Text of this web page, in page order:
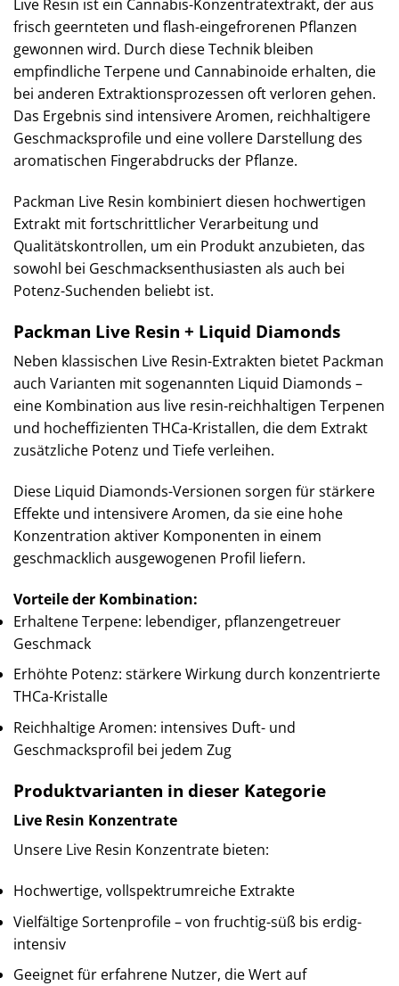
Live Resin ist ein Cannabis-Konzentratextrakt, der aus
frisch geernteten und flash-eingefrorenen Pflanzen
gewonnen wird. Durch diese Technik bleiben
empfindliche Terpene und Cannabinoide erhalten, die
bei anderen Extraktionsprozessen oft verloren gehen.
Das Ergebnis sind intensivere Aromen, reichhaltigere
Geschmacksprofile und eine vollere Darstellung des
aromatischen Fingerabdrucks der Pflanze.
Packman Live Resin kombiniert diesen hochwertigen
Extrakt mit fortschrittlicher Verarbeitung und
Qualitätskontrollen, um ein Produkt anzubieten, das
sowohl bei Geschmacksenthusiasten als auch bei
Potenz-Suchenden beliebt ist.
Packman Live Resin + Liquid Diamonds
Neben klassischen Live Resin-Extrakten bietet Packman
auch Varianten mit sogenannten Liquid Diamonds –
eine Kombination aus live resin-reichhaltigen Terpenen
und hocheffizienten THCa-Kristallen, die dem Extrakt
zusätzliche Potenz und Tiefe verleihen.
Diese Liquid Diamonds-Versionen sorgen für stärkere
Effekte und intensivere Aromen, da sie eine hohe
Konzentration aktiver Komponenten in einem
geschmacklich ausgewogenen Profil liefern.
Vorteile der Kombination:
Erhaltene Terpene: lebendiger, pflanzengetreuer
Geschmack
Erhöhte Potenz: stärkere Wirkung durch konzentrierte
THCa-Kristalle
Reichhaltige Aromen: intensives Duft- und
Geschmacksprofil bei jedem Zug
Produktvarianten in dieser Kategorie
Live Resin Konzentrate
Unsere Live Resin Konzentrate bieten:
Hochwertige, vollspektrumreiche Extrakte
Vielfältige Sortenprofile – von fruchtig-süß bis erdig-
intensiv
Geeignet für erfahrene Nutzer, die Wert auf